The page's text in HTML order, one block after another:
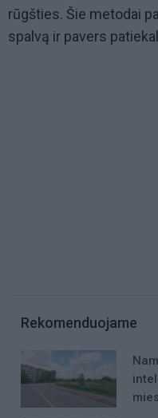
rūgšties. Šie metodai
spalvą ir pavers
Rekomenduojame